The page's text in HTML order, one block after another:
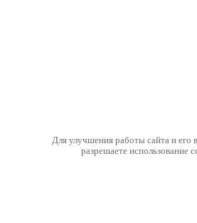
Для улучшения работы сайта и
разрешаете использование